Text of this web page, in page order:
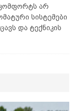
არ
სისტემები
და ტექნიკის